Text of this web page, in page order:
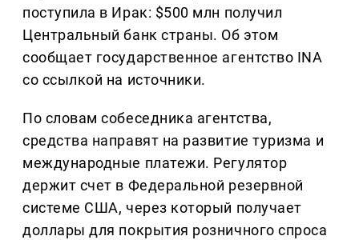
поступила в Ирак: $500 млн получил
Центральный банк страны. Об этом
сообщает государственное агентство INA
со ссылкой на источники.
По словам собеседника агентства,
средства направят на развитие туризма и
международные платежи. Регулятор
держит счет в Федеральной резервной
системе США, через который получает
доллары для покрытия розничного спроса